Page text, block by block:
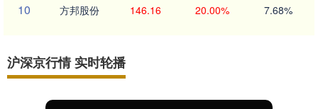
10 方邦股份 146.16 20.00% 7.68%
沪深京行情 实时轮播